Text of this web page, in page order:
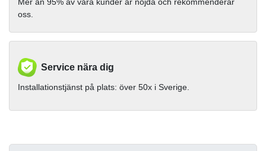
Mer än 95% av våra kunder är nöjda och rekommenderar
oss.
Service nära dig
Installationstjänst på plats: över 50x i Sverige.